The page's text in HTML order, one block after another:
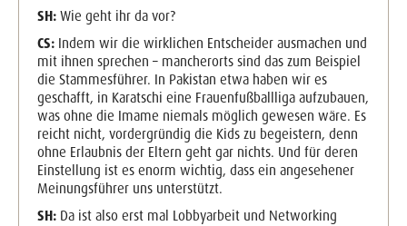
SH: Wie geht ihr da vor?
CS: Indem wir die wirklichen Entscheider ausmachen und
mit ihnen sprechen – mancherorts sind das zum Beispiel
die Stammesführer. In Pakistan etwa haben wir es
geschafft, in Karatschi eine Frauenfußballliga aufzubauen,
was ohne die Imame niemals möglich gewesen wäre. Es
reicht nicht, vordergründig die Kids zu begeistern, denn
ohne Erlaubnis der Eltern geht gar nichts. Und für deren
Einstellung ist es enorm wichtig, dass ein angesehener
Meinungsführer uns unterstützt.
SH: Da ist also erst mal Lobbyarbeit und Networking